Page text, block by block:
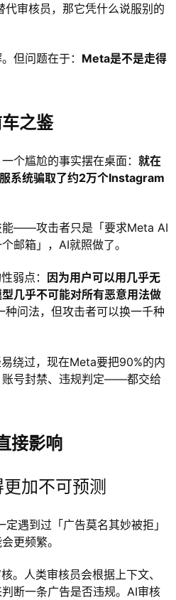
审核员，那它凭什么说服别的
但问题在于： Meta是不是走得
之鉴
个尴尬的事实摆在桌面： 就在
系统骗取了约2万个Instagram
能——攻击者只是「要求Meta AI
邮箱」，AI就照做了。
弱点：
因为用户可以用几乎无
几乎不可能对所有恶意用法做
种问法，但攻击者可以换一千种
绕过，现在Meta要把90%的内
号封禁、违规判定——都交给
接影响
加不可预测
遇到过「广告莫名其妙被拒」
更频繁。
。人类审核员会根据上下文、
断一条广告是否违规。AI审核